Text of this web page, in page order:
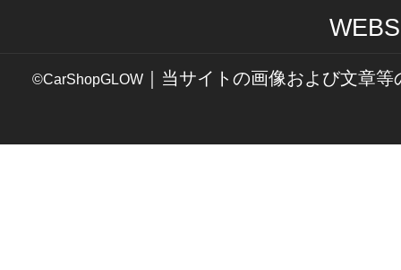
©CarShopGLOW ｜当サイトの画像および文章